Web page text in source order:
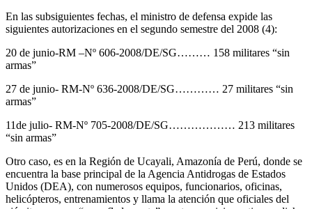
En las subsiguientes fechas, el ministro de defensa expide las
siguientes autorizaciones en el segundo semestre del 2008 (4):
20 de junio-RM –Nº 606-2008/DE/SG……… 158 militares “sin
armas”
27 de junio- RM-Nº 636-2008/DE/SG………… 27 militares “sin
armas”
11de julio- RM-Nº 705-2008/DE/SG……………… 213 militares
“sin armas”
Otro caso, es en la Región de Ucayali, Amazonía de Perú, donde se
encuentra la base principal de la Agencia Antidrogas de Estados
Unidos (DEA), con numerosos equipos, funcionarios, oficinas,
helicópteros, entrenamientos y llama la atención que oficiales del